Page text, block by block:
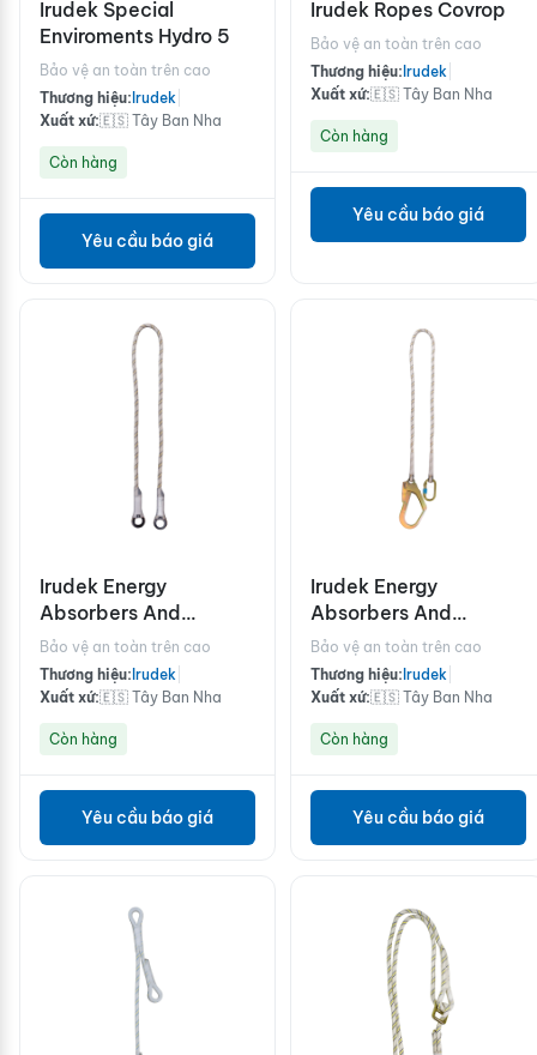
Irudek Special
Enviroments Hydro 5
Bảo vệ an toàn trên cao
Thương hiệu: Irudek
Xuất xứ:🇪🇸 Tây Ban Nha
Còn hàng
Yêu cầu báo giá
Irudek Ropes Covrop
Bảo vệ an toàn trên cao
Thương hiệu: Irudek
Xuất xứ:🇪🇸 Tây Ban Nha
Còn hàng
Yêu cầu báo giá
Irudek Energy
Absorbers And
Lanyards/SRL NEXION
150
Bảo vệ an toàn trên cao
Thương hiệu: Irudek
Xuất xứ:🇪🇸 Tây Ban Nha
Còn hàng
Yêu cầu báo giá
Irudek Energy
Absorbers And
Lanyards/SRL NEXION
150-H
Bảo vệ an toàn trên cao
Thương hiệu: Irudek
Xuất xứ:🇪🇸 Tây Ban Nha
Còn hàng
Yêu cầu báo giá